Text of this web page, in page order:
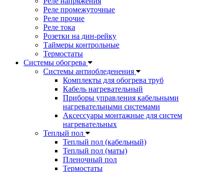
Реле промежуточные
Реле прочие
Реле тока
Розетки на дин-рейку
Таймеры контрольные
Термостаты
Системы обогрева
Системы антиобледенения
Комплекты для обогрева труб
Кабель нагревательный
Приборы управления кабельными
нагревательными системами
Аксессуары монтажные для систем
нагревательных
Теплый пол
Теплый пол (кабельный)
Теплый пол (маты)
Пленочный пол
Термостаты